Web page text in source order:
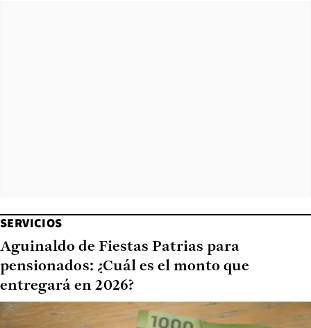
SERVICIOS
Aguinaldo de Fiestas Patrias para
pensionados: ¿Cuál es el monto que
entregará en 2026?